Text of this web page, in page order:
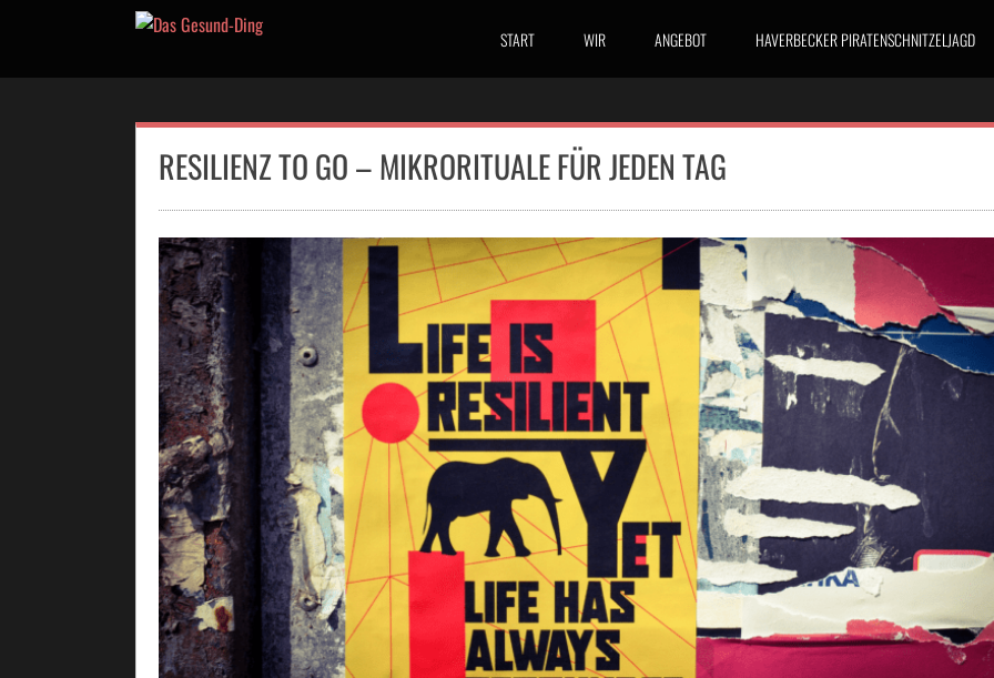
START WIR ANGEBOT HAVERBECKER PIRATENSCHNITZELJAGD
RESILIENZ TO GO – MIKRORITUALE FÜR JEDEN TAG